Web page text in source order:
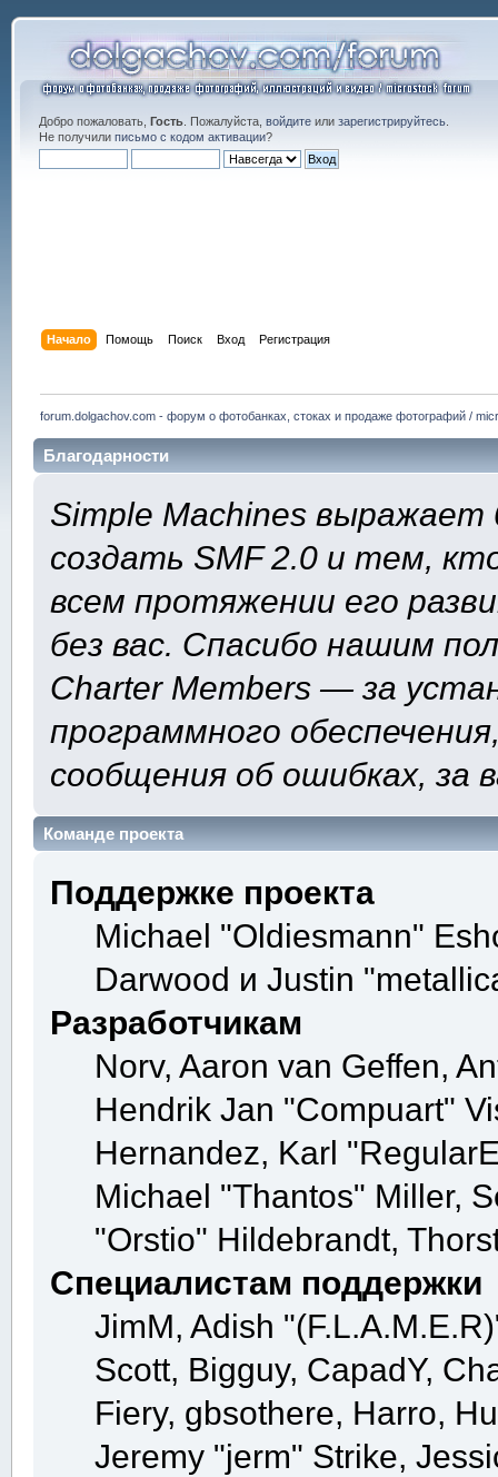
Добро пожаловать, Гость. Пожалуйста, войдитеили зарегистрируйтесь.
Не получили письмо с кодом активации?
Начало Помощь Поиск Вход Регистрация
forum.dolgachov.com - форум о фотобанках, стоках и продаже фотографий /
Благодарности
Simple Machines выражает
создать SMF 2.0 и тем,
всем протяжении его
без вас. Спасибо нашим
Charter Members — за
программного
сообщения об ошибках, за
Команде проекта
Поддержке проекта
Michael "Oldiesmann"
Darwood и Justin
Разработчикам
Norv, Aaron van Geffen,
Hendrik Jan "Compuart"
Hernandez, Karl
Michael "Thantos" Miller,
"Orstio" Hildebrandt,
Специалистам поддержки
JimM, Adish
Scott, Bigguy, CapadY,
Fiery, gbsothere, Harro,
Jeremy "jerm" Strike,